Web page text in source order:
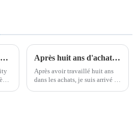
Les cinq principaux quartiers de la ville du commerce international de Yiwu Après huit ans d'achat, je suis arrivé à une conclusion très importante
Après avoir travaillé huit ans
dans les achats, je suis arrivé à